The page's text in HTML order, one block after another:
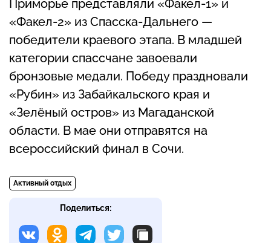
Приморье представляли «Факел-1» и
«Факел-2» из Спасска-Дальнего —
победители краевого этапа. В младшей
категории спассчане завоевали
бронзовые медали. Победу праздновали
«Рубин» из Забайкальского края и
«Зелёный остров» из Магаданской
области. В мае они отправятся на
всероссийский финал в Сочи.
Активный отдых
Поделиться: